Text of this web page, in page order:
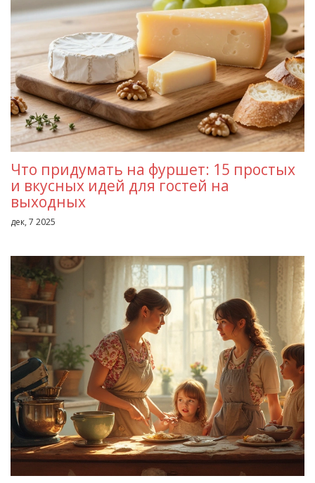
Что придумать на фуршет: 15 простых
и вкусных идей для гостей на
выходных
дек, 7 2025